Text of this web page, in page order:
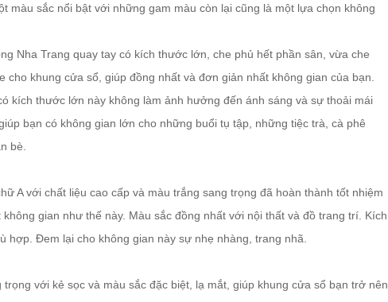
màu sắc nổi bật với những gam màu còn lại cũng là một lựa chọn không
Nha Trang quay tay có kích thước lớn, che phủ hết phần sân, vừa che
cho khung cửa sổ, giúp đồng nhất và đơn giản nhất không gian của bạn.
kích thước lớn này không làm ảnh hưởng đến ánh sáng và sự thoải mái
bạn có không gian lớn cho những buổi tụ tập, những tiệc trà, cà phê
bè.
A với chất liệu cao cấp và màu trắng sang trọng đã hoàn thành tốt nhiệm
gian như thế này. Màu sắc đồng nhất với nội thất và đồ trang trí. Kích
hợp. Đem lại cho không gian này sự nhẹ nhàng, trang nhã.
trọng với kẻ sọc và màu sắc đặc biệt, lạ mắt, giúp khung cửa sổ bạn trở nên